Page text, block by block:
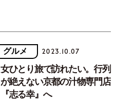
グルメ 2023.10.07
女ひとり旅で訪れたい。行列
が絶えない京都の汁物専門店
『志る幸』へ